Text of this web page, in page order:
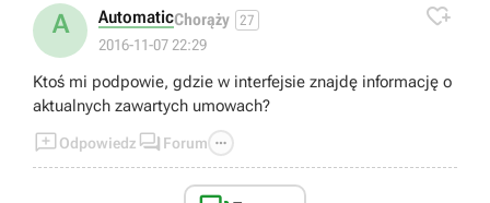
A AutomaticChorąży 27
2016-11-07 22:29

Ktoś mi podpowie, gdzie w interfejsie znajdę informację o
aktualnych zawartych umowach?
Odpowiedz  Forum 